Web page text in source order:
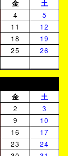
金
土
4
5
11
12
18
19
25
26
金
土
2
3
9
10
16
17
23
24